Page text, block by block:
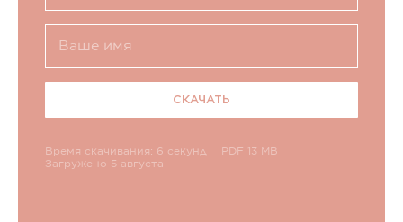
СКАЧАТЬ
Время скачивания: 6 секунд
PDF 13 MB
Загружено 5 августа